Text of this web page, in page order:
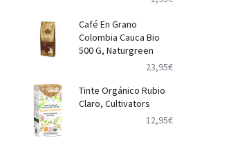
Café En Grano
Colombia Cauca Bio
500 G, Naturgreen
23,95€
Tinte Orgánico Rubio
Claro, Cultivators
12,95€